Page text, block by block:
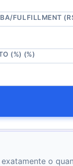
FULFILLMENT
(%) (%)
o